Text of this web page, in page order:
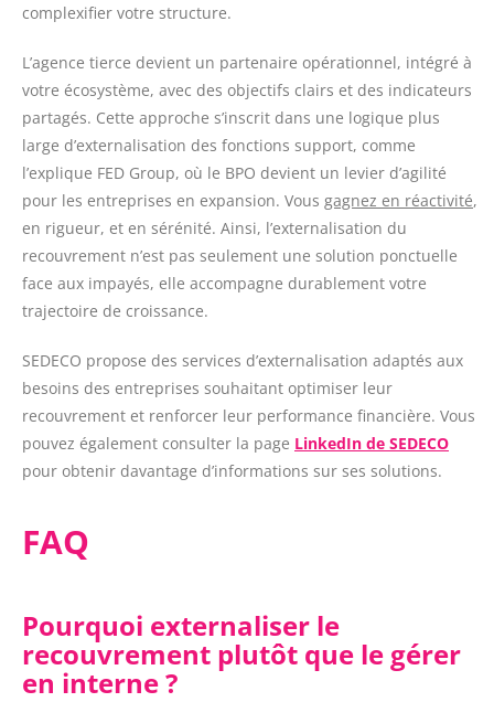
complexifier votre structure.
L’agence tierce devient un partenaire opérationnel, intégré à
votre écosystème, avec des objectifs clairs et des indicateurs
partagés. Cette approche s’inscrit dans une logique plus
large d’externalisation des fonctions support, comme
l’explique FED Group, où le BPO devient un levier d’agilité
pour les entreprises en expansion. Vous gagnez en réactivité,
en rigueur, et en sérénité. Ainsi, l’externalisation du
recouvrement n’est pas seulement une solution ponctuelle
face aux impayés, elle accompagne durablement votre
trajectoire de croissance.
SEDECO propose des services d’externalisation adaptés aux
besoins des entreprises souhaitant optimiser leur
recouvrement et renforcer leur performance financière. Vous
pouvez également consulter la page LinkedIn de SEDECO
pour obtenir davantage d’informations sur ses solutions.
FAQ
Pourquoi externaliser le
recouvrement plutôt que le gérer
en interne ?